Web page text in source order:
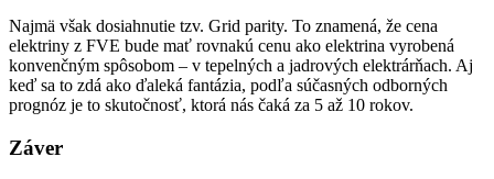
Najmä však dosiahnutie tzv. Grid parity. To znamená, že cena
elektriny z FVE bude mať rovnakú cenu ako elektrina vyrobená
konvenčným spôsobom – v tepelných a jadrových elektrárňach. Aj
keď sa to zdá ako ďaleká fantázia, podľa súčasných odborných
prognóz je to skutočnosť, ktorá nás čaká za 5 až 10 rokov.
Záver